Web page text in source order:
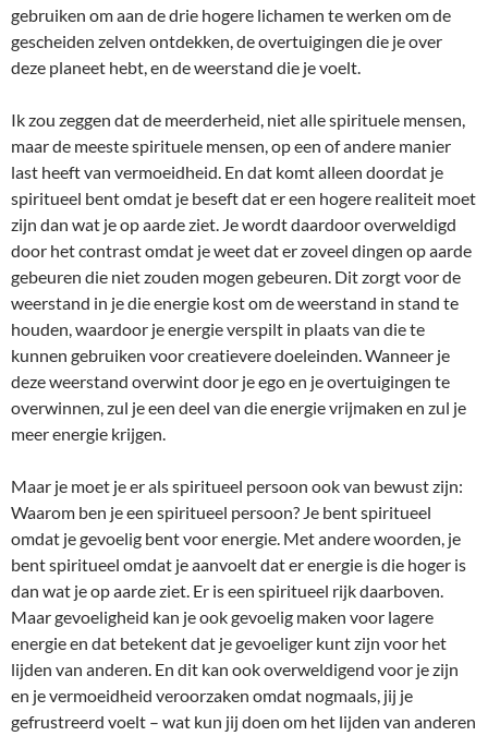
gebruiken om aan de drie hogere lichamen te werken om de
gescheiden zelven ontdekken, de overtuigingen die je over
deze planeet hebt, en de weerstand die je voelt.
Ik zou zeggen dat de meerderheid, niet alle spirituele mensen,
maar de meeste spirituele mensen, op een of andere manier
last heeft van vermoeidheid. En dat komt alleen doordat je
spiritueel bent omdat je beseft dat er een hogere realiteit moet
zijn ​​dan wat je op aarde ziet. Je wordt daardoor overweldigd
door het contrast omdat je weet dat er zoveel dingen op aarde
gebeuren die niet zouden mogen gebeuren. Dit zorgt voor de
weerstand in je die energie kost om de weerstand in stand te
houden, waardoor je energie verspilt in plaats van die te
kunnen gebruiken voor creatievere doeleinden. Wanneer je
deze weerstand overwint door je ego en je overtuigingen te
overwinnen, zul je een deel van die energie vrijmaken en zul je
meer energie krijgen.
Maar je moet je er als spiritueel persoon ook van bewust zijn:
Waarom ben je een spiritueel persoon? Je bent spiritueel
omdat je gevoelig bent voor energie. Met andere woorden, je
bent spiritueel omdat je aanvoelt dat er energie is die hoger is
dan wat je op aarde ziet. Er is een spiritueel rijk daarboven.
Maar gevoeligheid kan je ook gevoelig maken voor lagere
energie en dat betekent dat je gevoeliger kunt zijn voor het
lijden van anderen. En dit kan ook overweldigend voor je zijn
en je vermoeidheid veroorzaken omdat nogmaals, jij je
gefrustreerd voelt – wat kun jij doen om het lijden van anderen